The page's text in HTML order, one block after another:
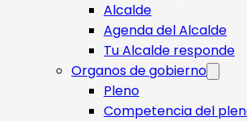
Alcalde
Agenda del Alcalde
Tu Alcalde responde​
Organos de gobierno
Pleno
Competencia del